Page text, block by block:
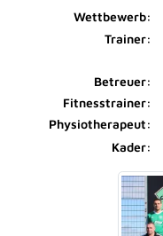
Wettbewerb:
Trainer:
Betreuer:
Fitnesstrainer:
Physiotherapeut:
Kader: